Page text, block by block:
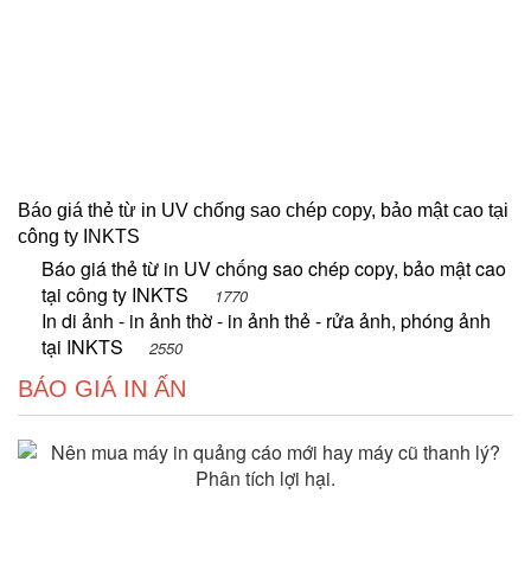
Báo giá thẻ từ in UV chống sao chép copy, bảo mật cao tại
công ty INKTS
Báo giá thẻ từ in UV chống sao chép copy, bảo mật cao
tại công ty INKTS
1770
In di ảnh - in ảnh thờ - in ảnh thẻ - rửa ảnh, phóng ảnh
tại INKTS
2550
BÁO GIÁ IN ẤN